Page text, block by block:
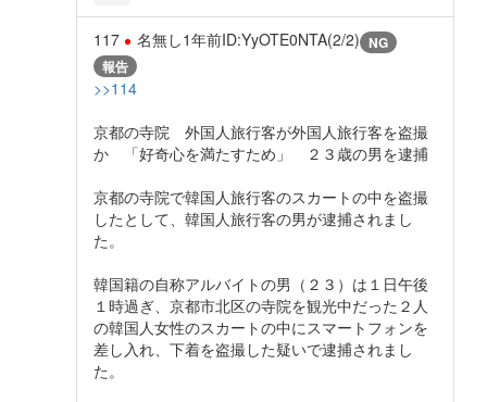
117 名無し1年前ID:YyOTE0NTA(2/2) NG
報告
>>114
京都の寺院 外国人旅行客が外国人旅行客を盗撮
か 「好奇心を満たすため」 ２３歳の男を逮捕
京都の寺院で韓国人旅行客のスカートの中を盗撮
したとして、韓国人旅行客の男が逮捕されまし
た。
韓国籍の自称アルバイトの男（２３）は１日午後
１時過ぎ、京都市北区の寺院を観光中だった２人
の韓国人女性のスカートの中にスマートフォンを
差し入れ、下着を盗撮した疑いで逮捕されまし
た。